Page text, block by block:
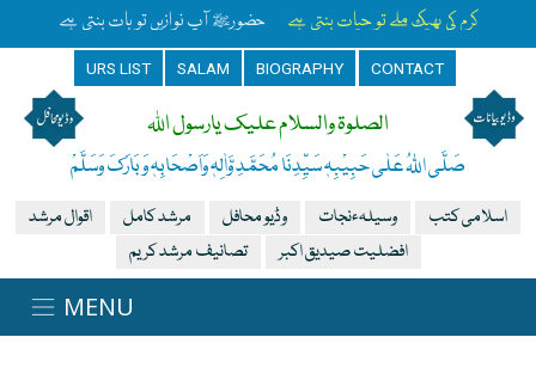
کرم کی بھیک ملے تو حیات بنتی ہے حضورﷺ آپ نوازیں تو بات بنتی ہے
URS LIST SALAM BIOGRAPHY CONTACT
الصلوۃ والسلام علیک یارسول اللہ
صَلَّی اللہُ عَلٰی حَبِیْبِہٖ سَیِّدِنَا مُحَمَّدِ وَّاٰلِہٖ وَاَصْحَابِہٖ وَبَارَکَ وَسَلَّمْ
اقوال مرشد مرشد کامل وڈیو محافل وسیلہءنجات
اسلامی کتب
تصانیف مرشد کریم
افضلیت صیدیق اکبر